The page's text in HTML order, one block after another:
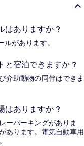
はありますか ?
があります。
と宿泊できますか ?
介助動物の同伴はできま
はありますか ?
ーパーキングがありま
あります。電気自動車用